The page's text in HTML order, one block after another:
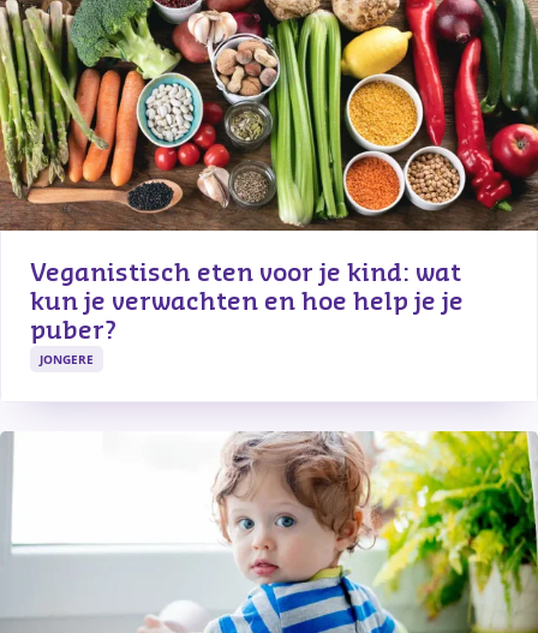
Veganistisch eten voor je kind: wat
kun je verwachten en hoe help je je
puber?
JONGERE